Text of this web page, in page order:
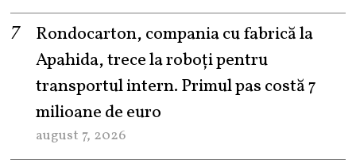
Rondocarton, compania cu fabrică la
Apahida, trece la roboți pentru
transportul intern. Primul pas costă 7
milioane de euro
august 7, 2026